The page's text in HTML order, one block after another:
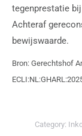
tegenprestatie
Achteraf
bewijswaarde.
Bron: Gerechtshof
Category: